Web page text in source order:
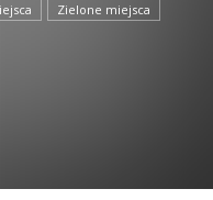
Zielone miejsca